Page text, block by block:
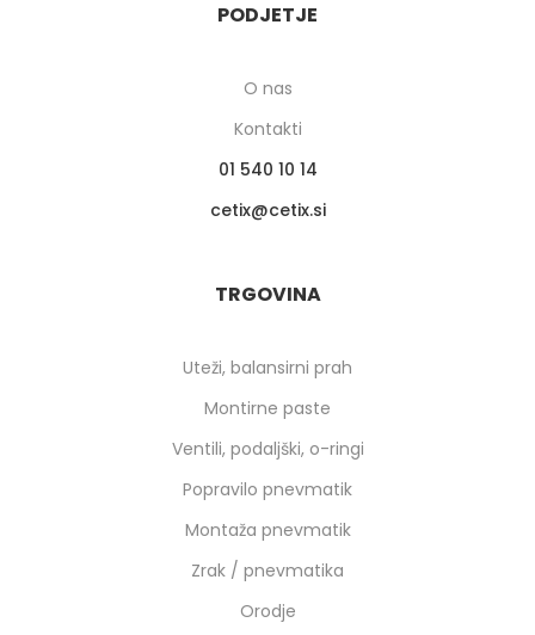
PODJETJE
O nas
Kontakti
01 540 10 14
cetix
cetix.si
TRGOVINA
Uteži, balansirni prah
Montirne paste
Ventili, podaljški, o-ringi
Popravilo pnevmatik
Montaža pnevmatik
Zrak / pnevmatika
Orodje